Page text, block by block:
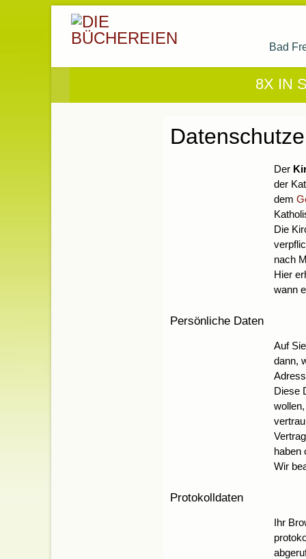
Bad
8X IN
Der
der
dem
Die
nach
Hier
wann
Persönliche Daten
Auf
dann,
Diese
haben
Wir
Protokolldaten
Ihr